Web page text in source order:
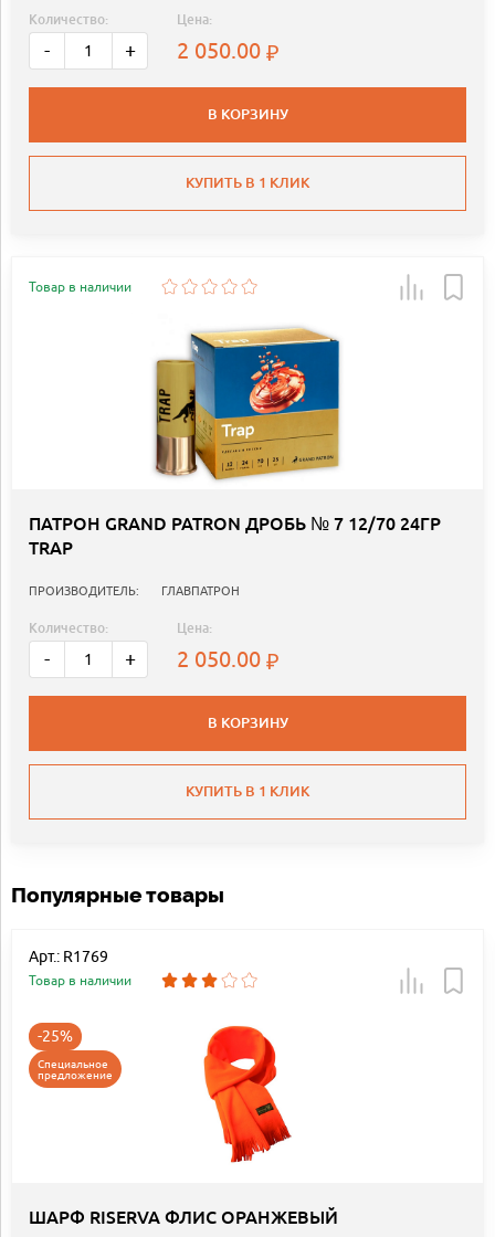
Количество:
- +
Цена:
2 050.00
В КОРЗИНУ
КУПИТЬ В 1 КЛИК
Товар в наличии
ПАТРОН GRAND PATRON ДРОБЬ № 7 12/70 24ГР
TRAP
ПРОИЗВОДИТЕЛЬ: ГЛАВПАТРОН
Количество:
- +
Цена:
2 050.00
В КОРЗИНУ
КУПИТЬ В 1 КЛИК
Популярные товары
Арт.: R1769
Товар в наличии
-25%
Специальное
предложение
ШАРФ RISERVA ФЛИС ОРАНЖЕВЫЙ